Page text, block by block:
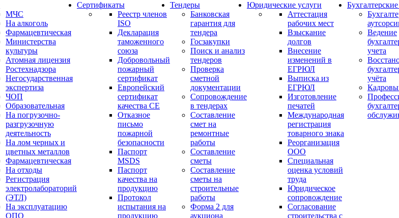
МЧС
На алкоголь
Фармацевтическая
Министерства
культуры
Атомная лицензия
Ростехнадзора
Негосударственная
экспертиза
ЧОП
Образовательная
На погрузочно-
разгрузочную
деятельность
На лом черных и
цветных металлов
Фармацевтическая
На отходы
Регистрация
электролабораторий
(ЭТЛ)
На эксплуатацию
ОПО
Сертификаты
Реестр членов
ISO
Декларация
таможенного
союза
Добровольный
пожарный
сертификат
Европейский
сертификат
качества СЕ
Отказное
письмо
пожарной
безопасности
Паспорт
МSDS
Паспорт
качества на
продукцию
Протокол
испытания на
продукцию
Тендеры
Банковская
гарантия для
тендера
Госзакупки
Поиск и анализ
тендеров
Проверка
сметной
документации
Сопровождение
в тендерах
Составление
смет на
ремонтные
работы
Составление
сметы
Составление
сметы на
строительные
работы
Форма 2 для
аукциона
Юридические услуги
Аттестация
рабочих мест
Взыскание
долгов
Внесение
изменений в
ЕГРЮЛ
Выписка из
ЕГРЮЛ
Изготовление
печатей
Международная
регистрация
товарного знака
Реорганизация
ООО
Специальная
оценка условий
труда
Юридическое
сопровождение
Согласование
строительства с
Ведение
учета
учёта